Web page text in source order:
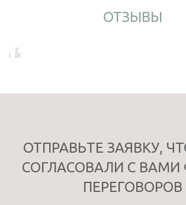
ОТЗЫВЫ
ОТПРАВЬТЕ ЗАЯВКУ,
СОГЛАСОВАЛИ С
ПЕРЕГОВОРОВ